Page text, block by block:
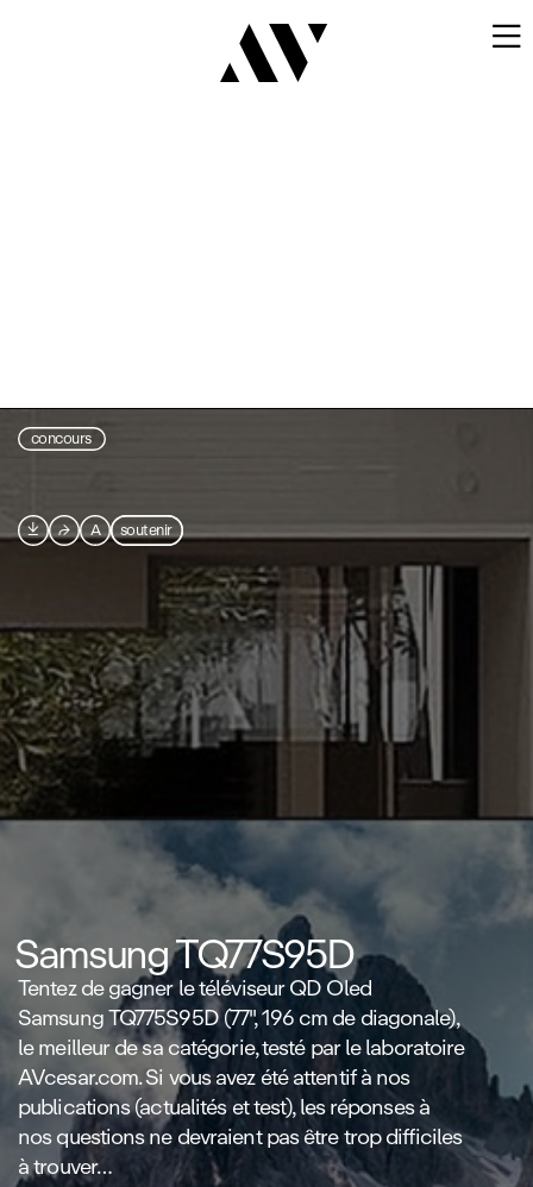

concours
Samsung TQ77S95D
Tentez de gagner le téléviseur QD Oled
Samsung TQ775S95D (77'', 196 cm de diagonale),
le meilleur de sa catégorie, testé par le laboratoire
AVcesar.com. Si vous avez été attentif à nos
publications (actualités et test), les réponses à
nos questions ne devraient pas être trop difficiles
à trouver…
 ⮫ A soutenir